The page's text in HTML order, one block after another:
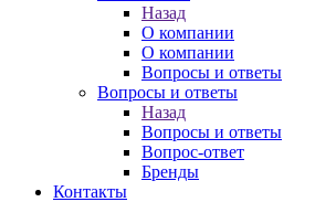
Назад
О компании
О компании
Вопросы и ответы
Вопросы и ответы
Назад
Вопросы и ответы
Вопрос-ответ
Бренды
Контакты